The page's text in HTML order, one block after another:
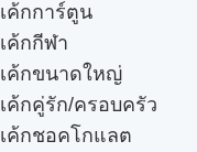
เค้กการ์ตูน
เค้กกีฬา
เค้กขนาดใหญ่
เค้กคู่รัก/ครอบครัว
เค้กชอคโกแลต